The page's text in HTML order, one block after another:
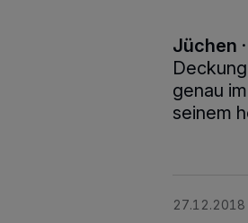
Jüchen ·
genau
seinem
27.12.2018